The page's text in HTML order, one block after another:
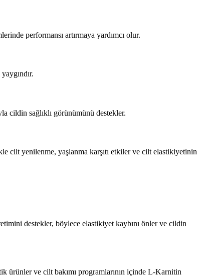
performansı artırmaya yardımcı olur.
cildin sağlıklı görünümünü destekler.
cilt yenilenme, yaşlanma karşıtı etkiler ve cilt elastikiyetinin
destekler, böylece elastikiyet kaybını önler ve cildin
ürünler ve cilt bakımı programlarının içinde L-Karnitin